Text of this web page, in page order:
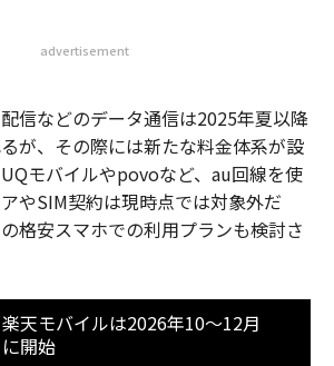
advertisement
信などのデータ通信は2025年夏以降
が、その際には新たな料金体系が設
モバイルやpovoなど、au回線を使
やSIM契約は現時点では対象外だ
格安スマホでの利用プランも検討さ
楽天モバイルは2026年10～12月
に開始